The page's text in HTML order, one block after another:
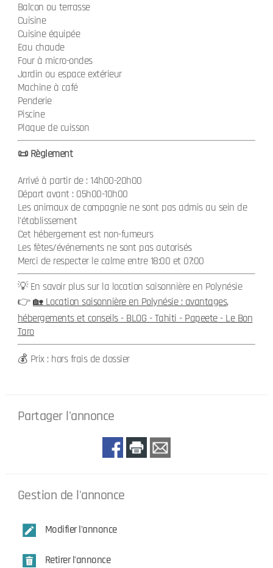
Balcon ou terrasse
Cuisine
Cuisine équipée
Eau chaude
Four à micro-ondes
Jardin ou espace extérieur
Machine à café
Penderie
Piscine
Plaque de cuisson
📜 Règlement
Arrivé à partir de : 14h00-20h00
Départ avant : 05h00-10h00
Les animaux de compagnie ne sont pas admis au sein de
l'établissement
Cet hébergement est non-fumeurs
Les fêtes/événements ne sont pas autorisés
Merci de respecter le calme entre 18:00 et 07:00
💡 En savoir plus sur la location saisonnière en Polynésie
👉🏡 Location saisonnière en Polynésie : avantages,
hébergements et conseils - BLOG - Tahiti - Papeete - Le Bon
Taro
💰 Prix : hors frais de dossier
Partager l'annonce
Gestion de l'annonce
Modifier l'annonce
Retirer l'annonce